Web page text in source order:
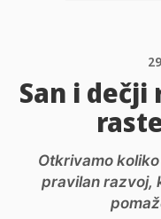
San i
Otkrivamo
pravilan razvoj,